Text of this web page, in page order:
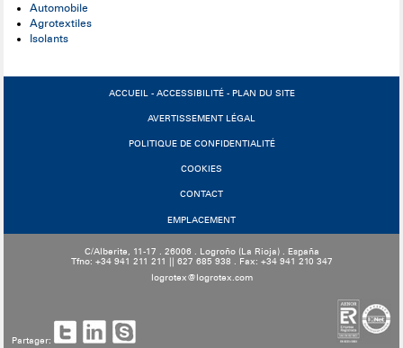
Automobile
Agrotextiles
Isolants
ACCUEIL- ACCESSIBILITÉ- PLAN DU SITE
AVERTISSEMENT LÉGAL
POLITIQUE DE CONFIDENTIALITÉ
COOKIES
CONTACT
EMPLACEMENT
C/Alberite, 11-17 . 26006 . Logroño (La Rioja) . España
Tfno: +34 941 211 211 || 627 685 938 . Fax: +34 941 210 347
logrotex@logrotex.com
Partager: